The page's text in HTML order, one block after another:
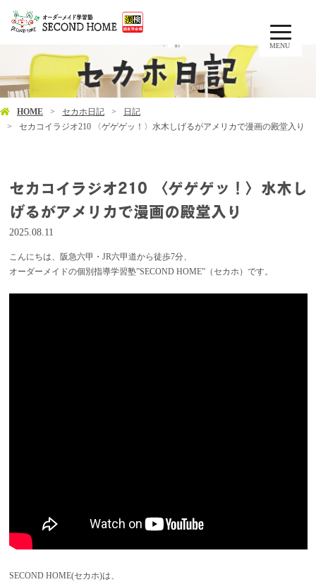
MENU
HOME セカホ日記
日記
セカコイラジオ210 〈ゲゲゲッ！〉水木しげるがアメリカで漫画の殿堂入り
セカコイラジオ210 〈ゲゲゲッ！〉水木し
げるがアメリカで漫画の殿堂入り
2025.08.11
こんにちは、阪急六甲・JR六甲道から徒歩7分、
オーダーメイドの個別指導学習塾”SECOND HOME”（セカホ）です。
SECOND HOME(セカホ)は、